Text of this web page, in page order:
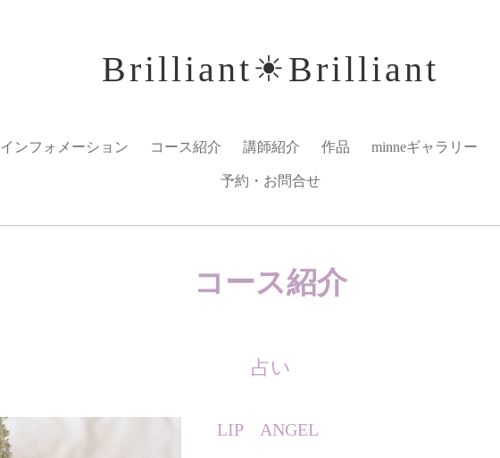
Brilliant☀︎Brilliant
インフォメーション コース紹介 講師紹介 作品 minneギャラリー
予約・お問合せ
コース紹介
占い
LIP ANGEL